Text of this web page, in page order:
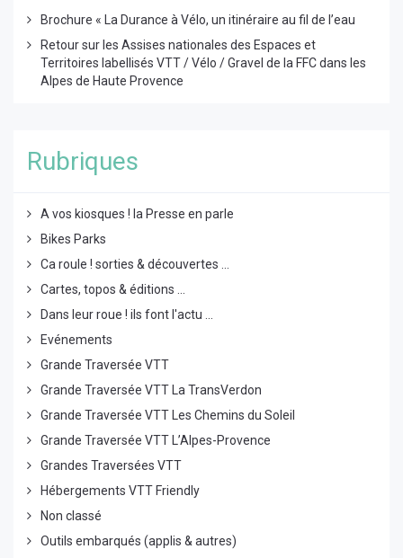
Brochure « La Durance à Vélo, un itinéraire au fil de l’eau
Retour sur les Assises nationales des Espaces et
Territoires labellisés VTT / Vélo / Gravel de la FFC dans les
Alpes de Haute Provence
Rubriques
A vos kiosques ! la Presse en parle
Bikes Parks
Ca roule ! sorties & découvertes ...
Cartes, topos & éditions ...
Dans leur roue ! ils font l'actu ...
Evénements
Grande Traversée VTT
Grande Traversée VTT La TransVerdon
Grande Traversée VTT Les Chemins du Soleil
Grande Traversée VTT L’Alpes-Provence
Grandes Traversées VTT
Hébergements VTT Friendly
Non classé
Outils embarqués (applis & autres)